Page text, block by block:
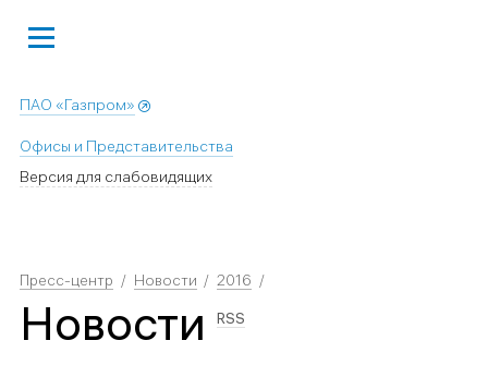
ПАО «Газпром»
Офисы и Представительства
Версия для слабовидящих
Пресс-центр Новости 2016
Новости RSS